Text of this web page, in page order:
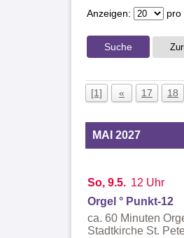
Anzeigen:
pro
Suche
[1] « 17 18
MAI 2027
So, 9.5. 12 Uhr
Orgel ° Punkt-12
ca. 60 Minuten
Stadtkirche St.